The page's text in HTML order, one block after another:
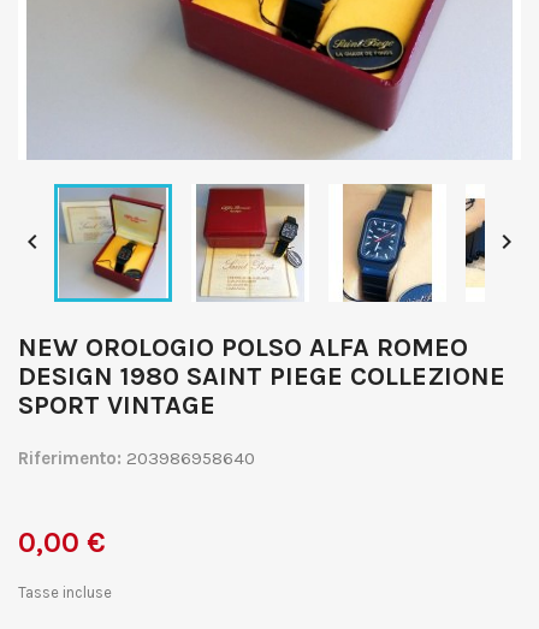
 
NEW OROLOGIO POLSO ALFA ROMEO
DESIGN 1980 SAINT PIEGE COLLEZIONE
SPORT VINTAGE
Riferimento: 203986958640
0,00 €
Tasse incluse